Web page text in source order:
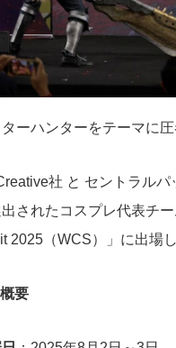
ーハンターをテーマに
社 と セントラルパ
されたコスプレ代表チ
2025（WCS）」に出場し
要